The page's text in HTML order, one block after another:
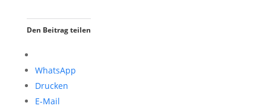
Den Beitrag teilen
WhatsApp
Drucken
E-Mail